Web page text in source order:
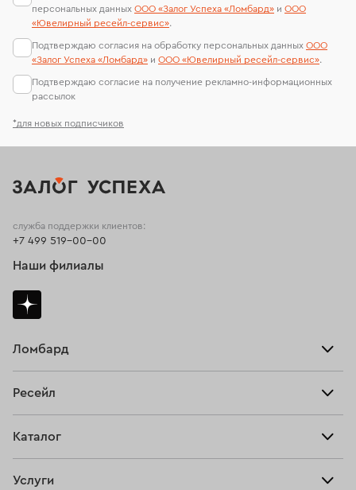
*для новых подписчиков
персональных данных ООО «Залог Успеха «Ломбард» и ООО
«Ювелирный ресейл-сервиc».
Подтверждаю согласия на обработку персональных данных ООО
«Залог Успеха «Ломбард» и ООО «Ювелирный ресейл-сервиc».
Подтверждаю согласие на получение рекламно-информационных
рассылок
Ломбард
Тарифы
Ресейл
Купить
Каталог
Услуги
служба поддержки клиентов:
+7 499 519-00-00
Наши филиалы